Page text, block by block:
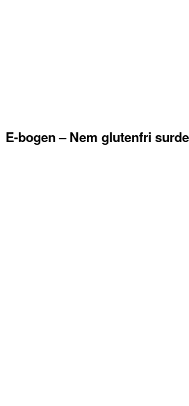
E-bogen – Nem glutenfri